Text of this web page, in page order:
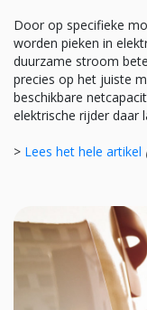
Door op specifieke
worden pieken in
duurzame stroom
precies op het juiste
beschikbare
elektrische rijder daar
> Lees het hele artikel